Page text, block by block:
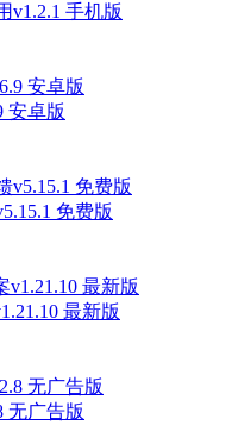
v1.2.1 手机版
安卓版
免费版
最新版
无广告版